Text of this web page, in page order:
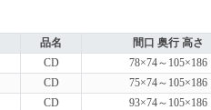
品名 間口 奥行 高さ
CD 78×74～105×186
CD 75×74～105×186
CD 93×74～105×186